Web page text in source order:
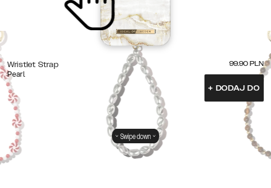
Wristlet Strap
Pearl
99.90 PLN
+ DODAJ DO
Swipe down